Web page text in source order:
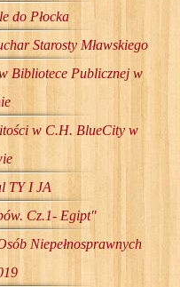
do Płocka
Starosty Mławskiego
Bibliotece Publicznej w
w C.H. BlueCity w
TY I JA
Cz.1- Egipt"
Niepełnosprawnych